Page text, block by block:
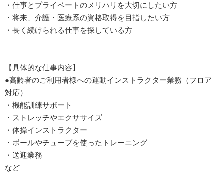
・仕事とプライベートのメリハリを大切にしたい方
・将来、介護・医療系の資格取得を目指したい方
・長く続けられる仕事を探している方
【具体的な仕事内容】
●高齢者のご利用者様への運動インストラクター業務（フロア
対応）
・機能訓練サポート
・ストレッチやエクササイズ
・体操インストラクター
・ボールやチューブを使ったトレーニング
・送迎業務
など